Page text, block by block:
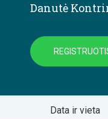
Danutė
Data ir vieta